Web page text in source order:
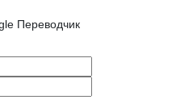
Переводчик